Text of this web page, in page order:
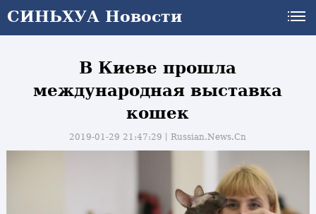
СИНЬХУА Новости
В Киеве прошла
международная выставка
кошек
2019-01-29 21:47:29丨Russian.News.Cn